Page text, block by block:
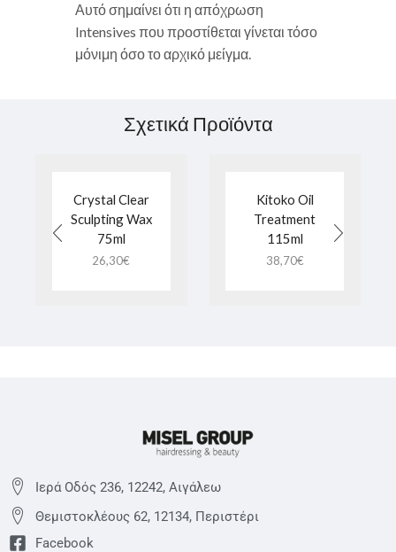
Αυτό σημαίνει ότι η απόχρωση
Intensives που προστίθεται γίνεται τόσο
μόνιμη όσο το αρχικό μείγμα.
Σχετικά Προϊόντα
Crystal Clear
Sculpting Wax
75ml
26,30€
Kitoko Oil
Treatment
115ml
38,70€
Ιερά Οδός 236, 12242, Αιγάλεω
Θεμιστoκλέους 62, 12134, Περιστέρι
Facebook